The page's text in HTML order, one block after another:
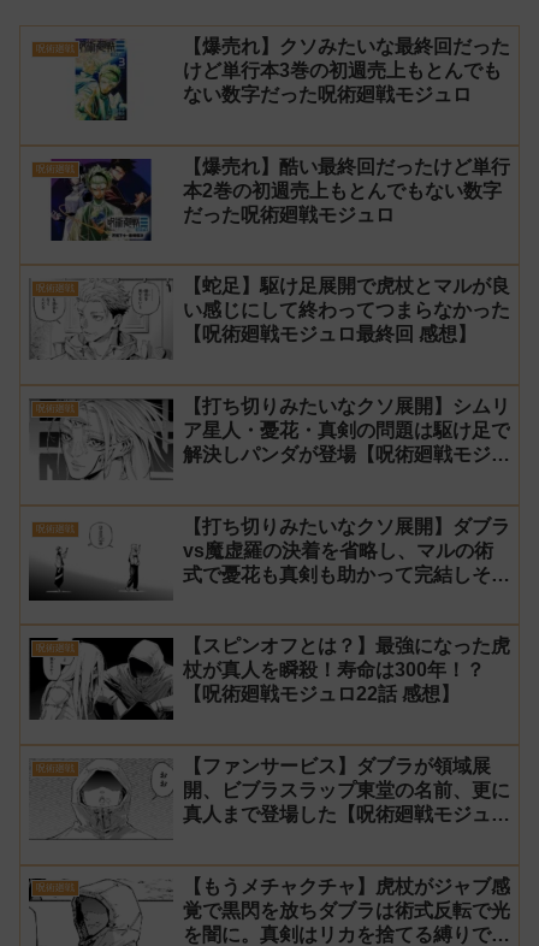
呪術廻戦
【爆売れ】クソみたいな最終回だった
けど単行本3巻の初週売上もとんでも
ない数字だった呪術廻戦モジュロ
呪術廻戦
【爆売れ】酷い最終回だったけど単行
本2巻の初週売上もとんでもない数字
だった呪術廻戦モジュロ
呪術廻戦
【蛇足】駆け足展開で虎杖とマルが良
い感じにして終わってつまらなかった
【呪術廻戦モジュロ最終回 感想】
呪術廻戦
【打ち切りみたいなクソ展開】シムリ
ア星人・憂花・真剣の問題は駆け足で
解決しパンダが登場【呪術廻戦モジュ
呪術廻戦
【打ち切りみたいなクソ展開】ダブラ
vs魔虚羅の決着を省略し、マルの術
式で憂花も真剣も助かって完結しそう
呪術廻戦
【スピンオフとは？】最強になった虎
杖が真人を瞬殺！寿命は300年！？
【呪術廻戦モジュロ22話 感想】
呪術廻戦
【ファンサービス】ダブラが領域展
開、ビブラスラップ東堂の名前、更に
真人まで登場した【呪術廻戦モジュロ
呪術廻戦
【もうメチャクチャ】虎杖がジャブ感
覚で黒閃を放ちダブラは術式反転で光
を闇に。真剣はリカを捨てる縛りでマ